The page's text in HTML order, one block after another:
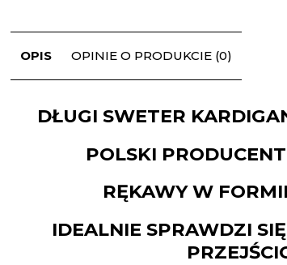
OPIS OPINIE O PRODUKCIE (0)
DŁUGI SWETER
POLSKI
RĘKAWY W
IDEALNIE SPRAWDZI